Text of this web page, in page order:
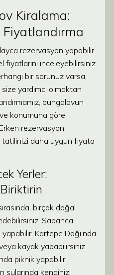
Kiralama:
rezervasyon yapabilir
fiyatlarını inceleyebilirsiniz.
bir sorunuz varsa,
yardımcı olmaktan
bungalovun
konumuna göre
rezervasyon
tatilinizi daha uygun fiyata
Yerler:
birçok doğal
Sapanca
yapabilir, Kartepe Dağı’nda
kayak yapabilirsiniz.
piknik yapabilir,
sularında kendinizi